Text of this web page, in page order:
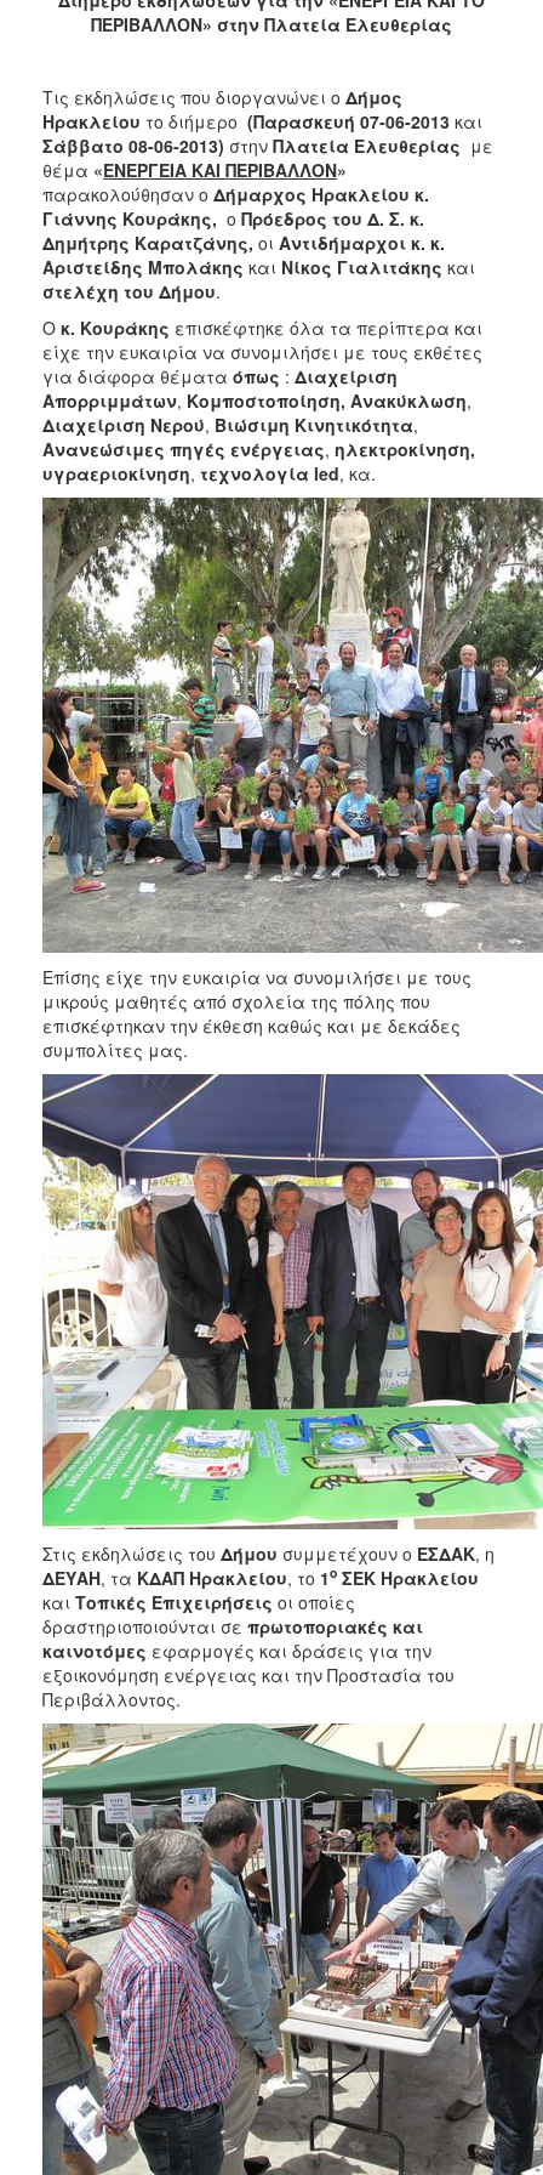
2017
2015
2013
2012
2011
2010
2006
ΤΟΠΟΣ
ΠΟΛΙΤΙΣΜΟΣ
ΑΝΘΕΚΤΙΚΗ
ΠΟΛΗ
ΠΕΡΙΒΑΛΛΟΝ» στην Πλατεία Ελευθερίας
Τις εκδηλώσεις που διοργανώνει ο Δήμος
Ηρακλείου το διήμερο (Παρασκευή 07-06-2013 και
Σάββατο 08-06-2013) στην Πλατεία Ελευθερίας με
θέμα «ΕΝΕΡΓΕΙΑ ΚΑΙ ΠΕΡΙΒΑΛΛΟΝ»
παρακολούθησαν ο Δήμαρχος Ηρακλείου κ.
Γιάννης Κουράκης, ο Πρόεδρος του Δ. Σ. κ.
Δημήτρης Καρατζάνης, οι Αντιδήμαρχοι κ. κ.
Αριστείδης Μπολάκης και Νίκος Γιαλιτάκης και
στελέχη του Δήμου.
Ο κ. Κουράκης επισκέφτηκε όλα τα περίπτερα και
είχε την ευκαιρία να συνομιλήσει με τους εκθέτες
για διάφορα θέματα όπως : Διαχείριση
Απορριμμάτων, Κομποστοποίηση, Ανακύκλωση,
Διαχείριση Νερού, Βιώσιμη Κινητικότητα,
Ανανεώσιμες πηγές ενέργειας, ηλεκτροκίνηση,
υγραεριοκίνηση, τεχνολογία led, κα.
Επίσης είχε την ευκαιρία να συνομιλήσει με τους
μικρούς μαθητές από σχολεία της πόλης που
επισκέφτηκαν την έκθεση καθώς και με δεκάδες
συμπολίτες μας.
Στις εκδηλώσεις του Δήμου συμμετέχουν ο ΕΣΔΑΚ, η
ΔΕΥΑΗ, τα ΚΔΑΠ Ηρακλείου, το 1ο ΣΕΚ Ηρακλείου
και Τοπικές Επιχειρήσεις οι οποίες
δραστηριοποιούνται σε πρωτοποριακές και
καινοτόμες εφαρμογές και δράσεις για την
εξοικονόμηση ενέργειας και την Προστασία του
Περιβάλλοντος.